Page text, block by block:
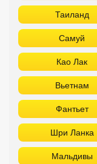
Таиланд
Самуй
Као Лак
Вьетнам
Фантьет
Шри Ланка
Мальдивы